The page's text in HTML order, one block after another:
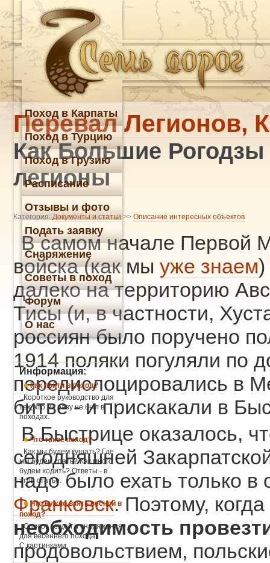
Перевал Легионов,
Как Большие Рогодзы
легионы
Категория: Документы и статьи >> Описание интересных объектов
В самом начале Первой
войска (как мы уже знаем)
далеко на территорию
Тисы (и, в частности,
россиян было поручено
1914 поляки погуляли по
передислоцировались в
битве - и прискакали в
В Быстрице оказалось,
сегодняшней
надо было ехать только в
Франковск. Поэтому, когда
необходимость
продовольствием,
Поход в Карпаты
Поход в Турцию
Поход в Грузию
Расписание
Отзывы и фото
Подать заявку
Снаряжение
Советы в поход
Форум
О нас
Информация:
Как пойти в поход?
Короткое руководство для
тех, кто ни разу не был в
походах.
Что такое поход?
Как мы будем кушать? Где
мы будем спать? Как много
будем ходить? Ответы - в
этой статье.
Что нужно взять весной в
поход?
Список вещей и снаряжения
для весеннего похода.
С картинками.